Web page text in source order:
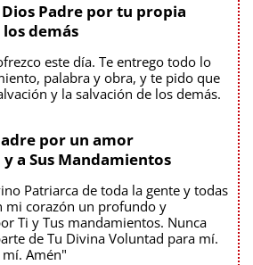
Padre por tu propia
demás
este día. Te entrego todo lo
palabra y obra, y te pido que
y la salvación de los demás.
por un amor
a Sus Mandamientos
Patriarca de toda la gente y todas
mi corazón un profundo y
Ti y Tus mandamientos. Nunca
de Tu Divina Voluntad para mí.
Amén"